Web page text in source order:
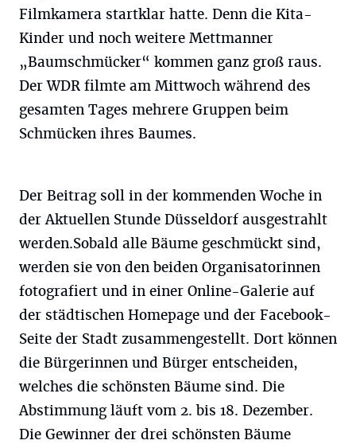
Filmkamera startklar hatte. Denn die Kita-
Kinder und noch weitere Mettmanner
„Baumschmücker“ kommen ganz groß raus.
Der WDR filmte am Mittwoch während des
gesamten Tages mehrere Gruppen beim
Schmücken ihres Baumes.
Der Beitrag soll in der kommenden Woche in
der Aktuellen Stunde Düsseldorf ausgestrahlt
werden.Sobald alle Bäume geschmückt sind,
werden sie von den beiden Organisatorinnen
fotografiert und in einer Online-Galerie auf
der städtischen Homepage und der Facebook-
Seite der Stadt zusammengestellt. Dort können
die Bürgerinnen und Bürger entscheiden,
welches die schönsten Bäume sind. Die
Abstimmung läuft vom 2. bis 18. Dezember.
Die Gewinner der drei schönsten Bäume